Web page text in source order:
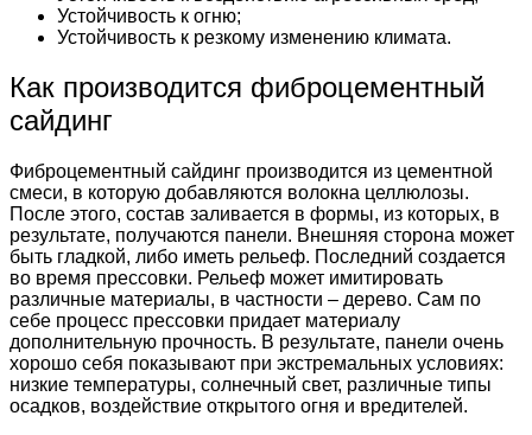
Устойчивость к огню;
Устойчивость к резкому изменению климата.
Как производится фиброцементный
сайдинг
Фиброцементный сайдинг производится из цементной
смеси, в которую добавляются волокна целлюлозы.
После этого, состав заливается в формы, из которых, в
результате, получаются панели. Внешняя сторона может
быть гладкой, либо иметь рельеф. Последний создается
во время прессовки. Рельеф может имитировать
различные материалы, в частности – дерево. Сам по
себе процесс прессовки придает материалу
дополнительную прочность. В результате, панели очень
хорошо себя показывают при экстремальных условиях:
низкие температуры, солнечный свет, различные типы
осадков, воздействие открытого огня и вредителей.